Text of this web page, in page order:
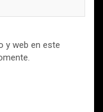
y web en este